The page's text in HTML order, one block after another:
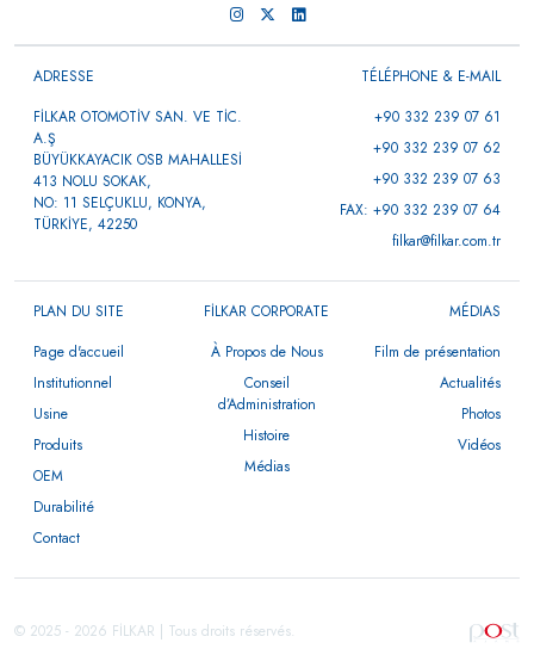
ADRESSE
FİLKAR OTOMOTİV SAN. VE TİC.
A.Ş
BÜYÜKKAYACIK OSB MAHALLESİ
413 NOLU SOKAK,
NO: 11 SELÇUKLU, KONYA,
TÜRKİYE, 42250
TÉLÉPHONE & E-MAIL
+90 332 239 07 61
+90 332 239 07 62
+90 332 239 07 63
FAX: +90 332 239 07 64
filkar@filkar.com.tr
PLAN DU SITE
Page d'accueil
Institutionnel
Usine
Produits
OEM
Durabilité
Contact
FİLKAR CORPORATE
À Propos de Nous
Conseil
d’Administration
Histoire
Médias
MÉDIAS
Film de présentation
Actualités
Photos
Vidéos
© 2025 - 2026 FİLKAR | Tous droits réservés.